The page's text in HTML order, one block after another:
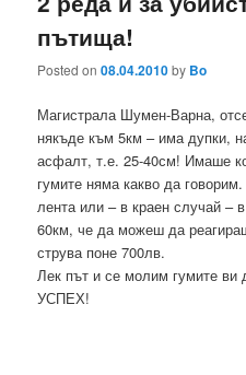
пътища!
Posted on08.04.2010by Bo
Магистрала Шумен-Варна,
някъде към 5км – има дупки,
асфалт, т.е. 25-40см! Имаше
гумите няма какво да
лента или – в краен случай –
60км, че да можеш да
струва поне 700лв.
Лек път и се молим гумите ви
УСПЕХ!